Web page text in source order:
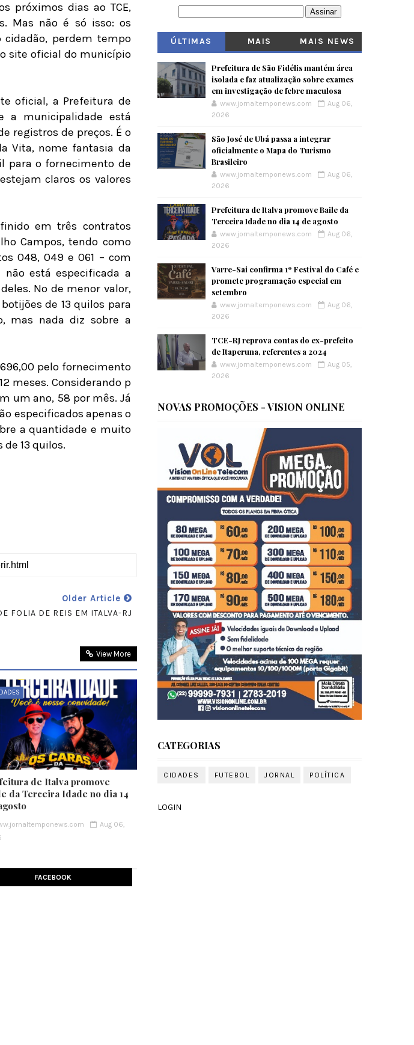
próximos dias ao TCE,
Mas não é só isso: os
perdem tempo
site oficial do município
oficial, a Prefeitura de
a municipalidade está
registros de preços. É o
Vita, nome fantasia da
para o fornecimento de
claros os valores
em três contratos
Campos, tendo como
048, 049 e 061 – com
não está especificada a
No de menor valor,
de 13 quilos para
mas nada diz sobre a
pelo fornecimento
meses. Considerando p
um ano, 58 por mês. Já
especificados apenas o
a quantidade e muito
13 quilos.
Older Article
FOLIA DE REIS EM ITALVA-RJ
View More
de Italva promove
da Terceira Idade no dia 14
Aug 06,
FACEBOOK
ÚLTIMAS
MAIS
MAIS NEWS
Prefeitura de São Fidélis mantém área
isolada e faz atualização sobre exames
em investigação de febre maculosa
www.jornaltemponews.com
Aug 06,
2026
São José de Ubá passa a integrar
oficialmente o Mapa do Turismo
Brasileiro
www.jornaltemponews.com
Aug 06,
2026
Prefeitura de Italva promove Baile da
Terceira Idade no dia 14 de agosto
www.jornaltemponews.com
Aug 06,
2026
Varre-Sai confirma 1º Festival do Café e
promete programação especial em
setembro
www.jornaltemponews.com
Aug 06,
2026
TCE-RJ reprova contas do ex-prefeito
de Itaperuna, referentes a 2024
www.jornaltemponews.com
Aug 05,
2026
NOVAS PROMOÇÕES - VISION ONLINE
CATEGORIAS
CIDADES FUTEBOL JORNAL POLÍTICA
LOGIN